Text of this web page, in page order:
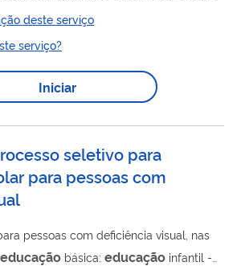
(CEBAS) protocolado junto ao SEI.
deste serviço
serviço?
Iniciar
seletivo para
para pessoas com
pessoas com deficiência visual, nas
educação básica: educação infantil -